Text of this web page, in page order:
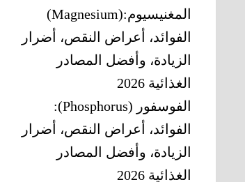
المغنيسيوم‎ (Magnesium):
‎الفوائد، أعراض النقص، أضرار
الزيادة، وأفضل المصادر
الغذائية 2026
الفوسفور (Phosphorus):
الفوائد، أعراض النقص، أضرار
الزيادة، وأفضل المصادر
الغذائية 2026